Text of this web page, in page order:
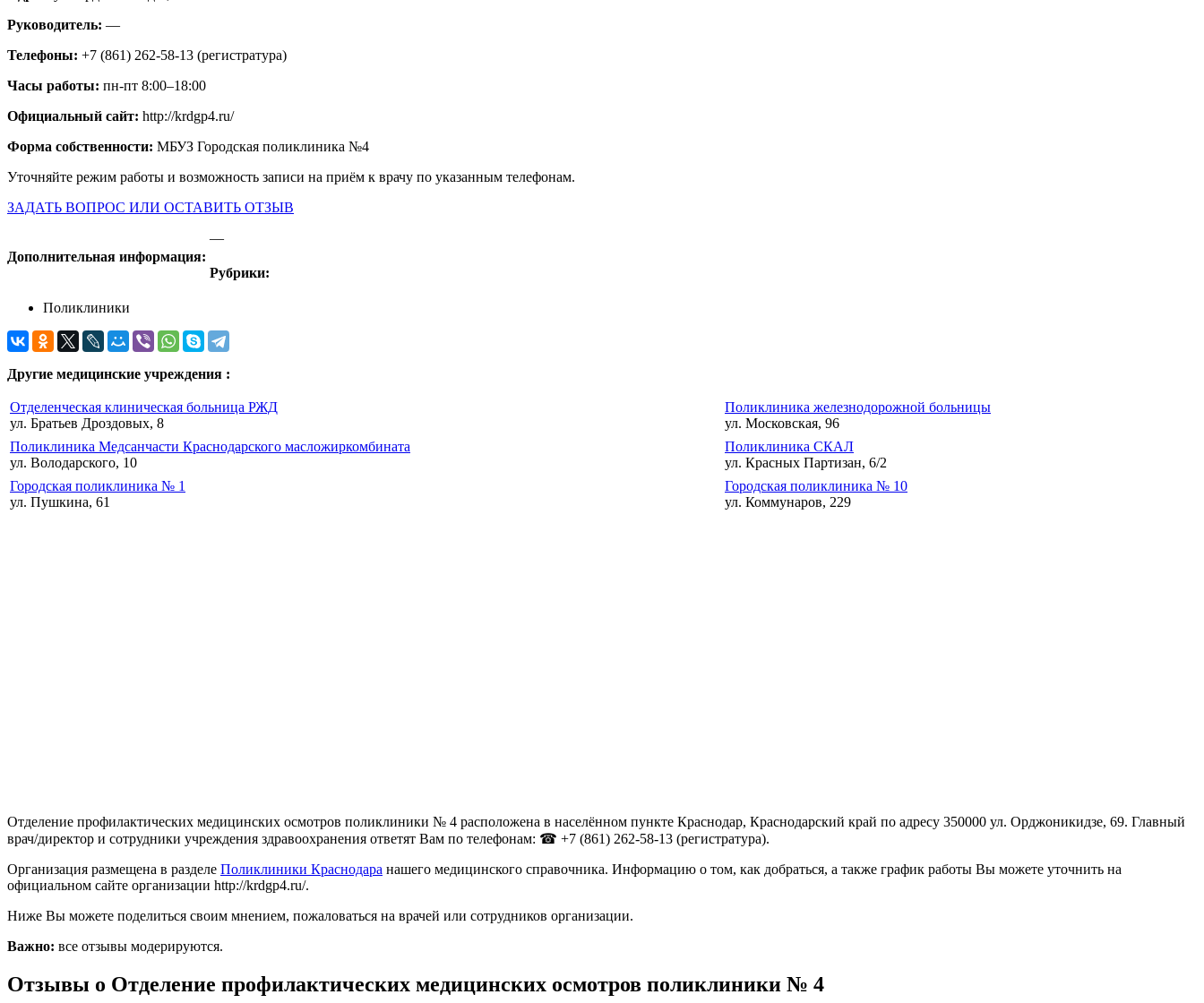
Руководитель: —
Телефоны: +7 (861) 262-58-13 (регистратура)
Часы работы: пн-пт 8:00–18:00
Официальный сайт: http://krdgp4.ru/
Форма собственности: МБУЗ Городская поликлиника №4
Уточняйте режим работы и возможность записи на приём к врачу по указанным телефонам.
ЗАДАТЬ ВОПРОС ИЛИ ОСТАВИТЬ ОТЗЫВ
Дополнительная информация:
—
Рубрики:
Поликлиники
Другие медицинские учреждения :
Отделенческая клиническая больница РЖД
ул. Братьев Дроздовых, 8
Поликлиника железнодорожной больницы
ул. Московская, 96
Поликлиника Медсанчасти Краснодарского масложиркомбината
ул. Володарского, 10
Поликлиника СКАЛ
ул. Красных Партизан, 6/2
Городская поликлиника № 1
ул. Пушкина, 61
Городская поликлиника № 10
ул. Коммунаров, 229
Отделение профилактических медицинских осмотров поликлиники № 4 расположена в населённом пункте Краснодар, Краснодарский край по адресу 350000 ул. Орджоникидзе, 69. Главный
врач/директор и сотрудники учреждения здравоохранения ответят Вам по телефонам: ☎ +7 (861) 262-58-13 (регистратура).
Организация размещена в разделе Поликлиники Краснодара нашего медицинского справочника. Информацию о том, как добраться, а также график работы Вы можете уточнить на
официальном сайте организации http://krdgp4.ru/.
Ниже Вы можете поделиться своим мнением, пожаловаться на врачей или сотрудников организации.
Важно: все отзывы модерируются.
Отзывы о Отделение профилактических медицинских осмотров поликлиники № 4